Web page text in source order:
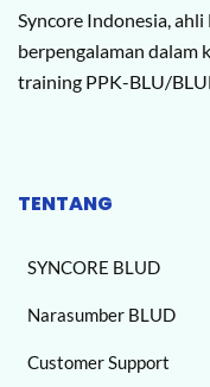
Syncore Indonesia,
berpengalaman dalam
training PPK-BLU/
TENTANG
SYNCORE BLUD
Narasumber BLUD
Customer Support